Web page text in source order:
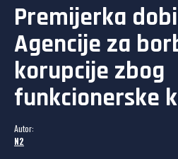
Premijerka
Agencije za
korupcije zbog
funkcionerske
Autor:
N2